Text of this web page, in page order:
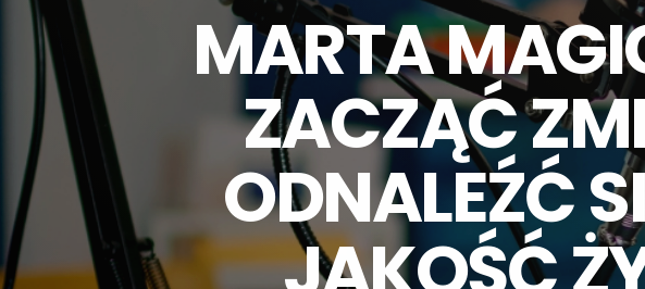
MARTA
ZACZĄĆ
ODNALEŹĆ